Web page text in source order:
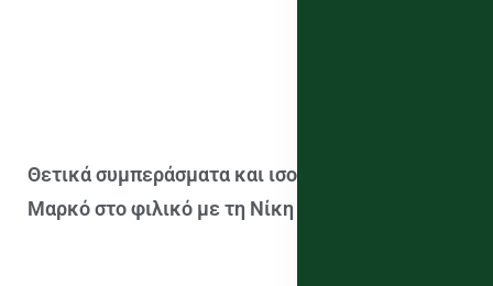
Θετικά συμπεράσματα και ισοπαλία (1-1) για τη
Μαρκό στο φιλικό με τη Νίκη Βόλου